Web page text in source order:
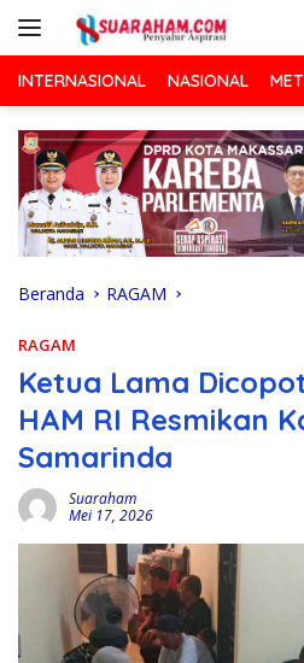
INTERNASIONAL NASIONAL
Beranda RAGAM
RAGAM
Ketua Lama
HAM RI Resmikan
Samarinda
Suaraham
Mei 17, 2026